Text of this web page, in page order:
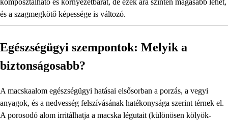
komposztálható és környezetbarát, de ezek ára szintén magasabb lehet,
és a szagmegkötő képessége is változó.
Egészségügyi szempontok: Melyik a
biztonságosabb?
A macskaalom egészségügyi hatásai elsősorban a porzás, a vegyi
anyagok, és a nedvesség felszívásának hatékonysága szerint térnek el.
A porosodó alom irritálhatja a macska légutait (különösen kölyök-